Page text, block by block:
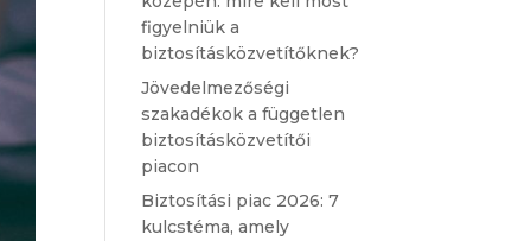
figyelniük a
biztosításközvetítőknek?
Jövedelmezőségi
szakadékok a független
biztosításközvetítői
piacon
Biztosítási piac 2026: 7
kulcstéma, amely